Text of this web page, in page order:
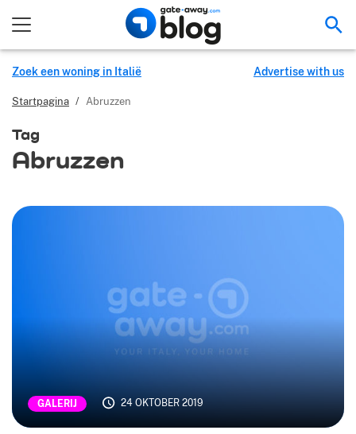
Zoek een woning in Italië Advertise with us
Startpagina / Abruzzen
Tag
Abruzzen
GALERIJ 24 OKTOBER 2019